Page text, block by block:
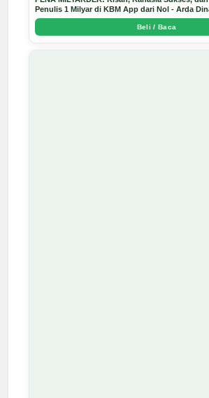
Penulis 1 Milyar di KBM App dari Nol - Arda
Beli / Baca